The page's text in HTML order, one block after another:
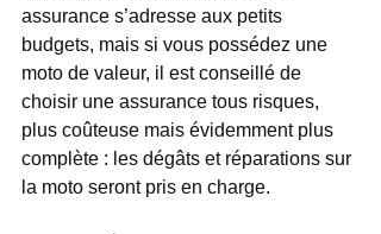
assurance s’adresse aux petits
budgets, mais si vous possédez une
moto de valeur, il est conseillé de
choisir une assurance tous risques,
plus coûteuse mais évidemment plus
complète : les dégâts et réparations sur
la moto seront pris en charge.